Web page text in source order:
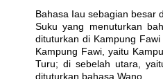
Bahasa Iau sebagian besar
Suku yang menuturkan
dituturkan di Kampung
Kampung Fawi, yaitu
Turu; di sebelah utara,
dituturkan bahasa Wano.